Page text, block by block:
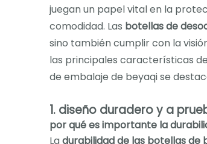
juegan un papel vital en la
comodidad. Las botellas de
sino también cumplir con la
las principales características
de embalaje de beyaqi se
1. diseño duradero y a
por qué es importante la
Ladurabilidad de las botellas de